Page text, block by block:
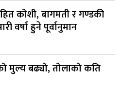
कोशी, बागमती र गण्डकी
वर्षा हुने पूर्वानुमान
मुल्य बढ्यो, तोलाको कति